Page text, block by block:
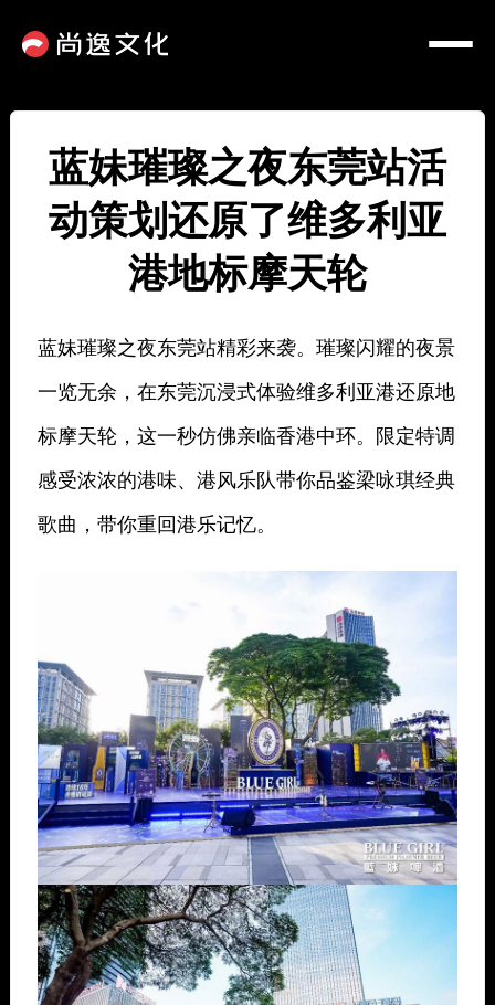
蓝妹璀璨之夜东莞站活
动策划还原了维多利亚
港地标摩天轮
蓝妹璀璨之夜东莞站精彩来袭。璀璨闪耀的夜景
一览无余，在东莞沉浸式体验维多利亚港还原地
标摩天轮，这一秒仿佛亲临香港中环。限定特调
感受浓浓的港味、港风乐队带你品鉴梁咏琪经典
歌曲，带你重回港乐记忆。